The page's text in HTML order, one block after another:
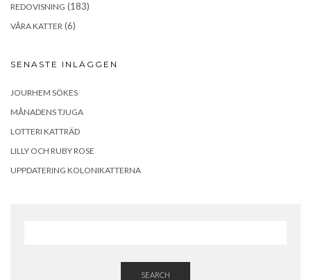
REDOVISNING (183)
VÅRA KATTER (6)
SENASTE INLÄGGEN
JOURHEM SÖKES
MÅNADENS TJUGA
LOTTERI KATTRÄD
LILLY OCH RUBY ROSE
UPPDATERING KOLONIKATTERNA
SEARCH